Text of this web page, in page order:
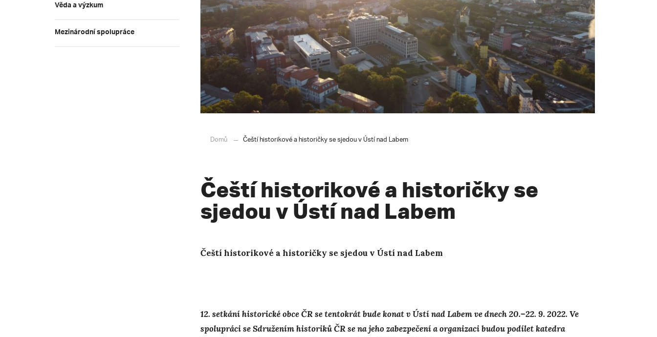
Věda a výzkum
Mezinárodní spolupráce
Domů Čeští historikové a historičky se sjedou v Ústí nad Labem
Čeští historikové a historičky se
sjedou v Ústí nad Labem
Čeští historikové a historičky se sjedou v Ústí nad Labem
12. setkání historické obce ČR se tentokrát bude konat v Ústí nad Labem ve dnech 20.–22. 9. 2022. Ve
spolupráci se Sdružením historiků ČR se na jeho zabezpečení a organizaci budou podílet katedra